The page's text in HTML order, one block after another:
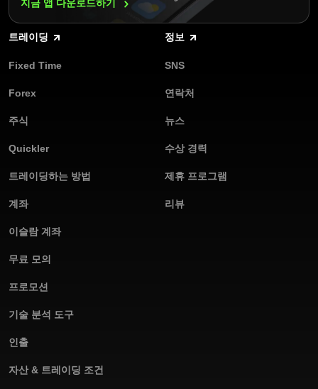
고 Quickler를 사용해보세요!
지금 앱 다운로드하기
트레이딩
Fixed Time
Forex
주식
Quickler
트레이딩하는 방법
계좌
이슬람 계좌
무료 모의
프로모션
기술 분석 도구
인출
자산 & 트레이딩 조건
정보
SNS
연락처
뉴스
수상 경력
제휴 프로그램
리뷰